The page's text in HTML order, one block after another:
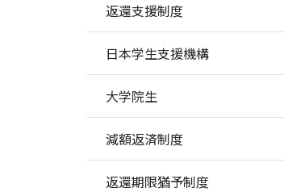
返還支援制度
日本学生支援機構
大学院生
減額返済制度
返還期限猶予制度